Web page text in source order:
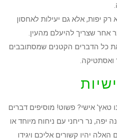
רק יפות, אלא גם יעילות לאחסון
אחר שצריך להיעלם מהעין.
כל הדברים הקטנים שמסתובבים
ואסתטיקה.
טאץ' אישי? פשוט! מוסיפים דברים
יפה, נר ריחני עם ניחוח מיוחד או
יהיו קשורים אליכם ויגידו